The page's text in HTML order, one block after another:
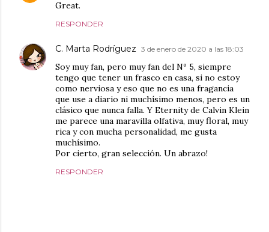
Great.
RESPONDER
C. Marta Rodríguez 3 de enero de 2020 a las 18:03
Soy muy fan, pero muy fan del Nº 5, siempre
tengo que tener un frasco en casa, si no estoy
como nerviosa y eso que no es una fragancia
que use a diario ni muchísimo menos, pero es un
clásico que nunca falla. Y Eternity de Calvin Klein
me parece una maravilla olfativa, muy floral, muy
rica y con mucha personalidad, me gusta
muchísimo.
Por cierto, gran selección. Un abrazo!
RESPONDER